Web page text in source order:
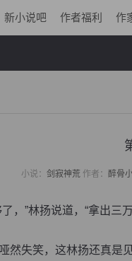
新小说吧 作者福利 作
小说： 剑寂神荒作者： 醉骨
”林扬说道，“拿出三
失笑，这林扬还真是